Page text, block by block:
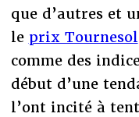
que d’autres et
le prix Tournesol
comme des
début d’une
l’ont incité à